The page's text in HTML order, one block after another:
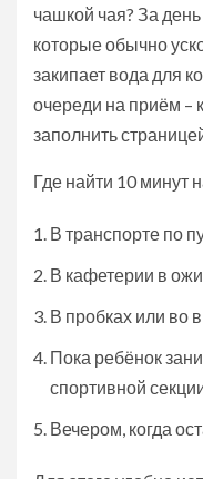
чашкой чая? За
которые обычно
закипает вода для
очереди на приём –
заполнить
Где найти 10 минут
В транспорте по
В кафетерии в
В пробках или во
Пока ребёнок
спортивной
Вечером, когда